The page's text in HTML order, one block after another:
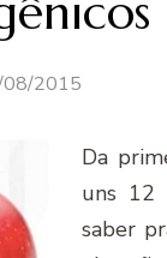
2015
Da
uns 12
saber